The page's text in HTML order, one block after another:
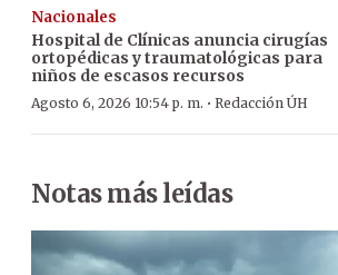
Nacionales
Hospital de Clínicas anuncia cirugías
ortopédicas y traumatológicas para
niños de escasos recursos
Agosto 6, 2026 10:54 p. m. · Redacción ÚH
Notas más leídas